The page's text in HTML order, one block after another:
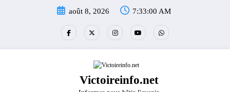
août 8, 2026 7:33:01 AM
Victoireinfo.net